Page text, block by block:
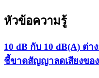
หัวข้อความรู้
10 dB กับ 10 dB(A) ต่
ชี้ขาดสัญญาลดเสียงขอ